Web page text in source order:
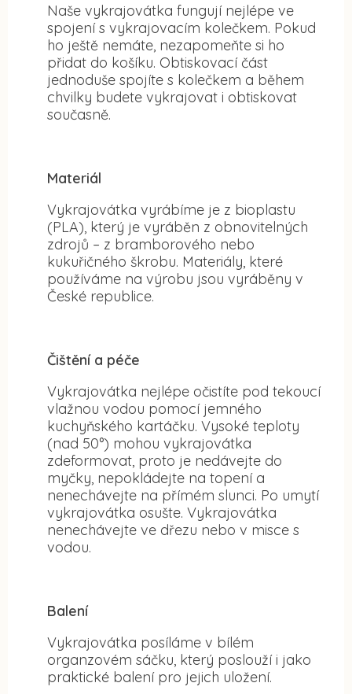
Naše vykrajovátka fungují nejlépe ve
spojení s vykrajovacím kolečkem. Pokud
ho ještě nemáte, nezapomeňte si ho
přidat do košíku. Obtiskovací část
jednoduše spojíte s kolečkem a během
chvilky budete vykrajovat i obtiskovat
současně.
Materiál
Vykrajovátka vyrábíme je z bioplastu
(PLA), který je vyráběn z obnovitelných
zdrojů – z bramborového nebo
kukuřičného škrobu. Materiály, které
používáme na výrobu jsou vyráběny v
České republice.
Čištění a péče
Vykrajovátka nejlépe očistíte pod tekoucí
vlažnou vodou pomocí jemného
kuchyňského kartáčku. Vysoké teploty
(nad 50°) mohou vykrajovátka
zdeformovat, proto je nedávejte do
myčky, nepokládejte na topení a
nenechávejte na přímém slunci. Po umytí
vykrajovátka osušte. Vykrajovátka
nenechávejte ve dřezu nebo v misce s
vodou.
Balení
Vykrajovátka posíláme v bílém
organzovém sáčku, který poslouží i jako
praktické balení pro jejich uložení.